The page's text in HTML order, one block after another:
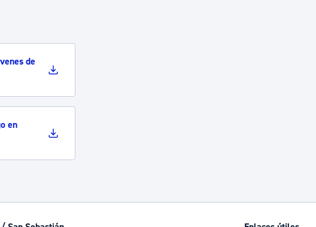
de
en